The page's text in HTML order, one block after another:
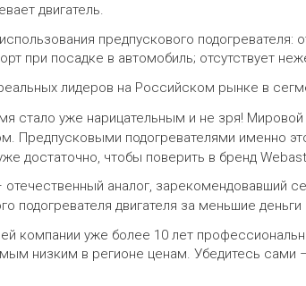
двигатель.
предпускового подогревателя:
при посадке в автомобиль; отсутствует
лидеров на Российском рынке в
стало уже нарицательным и не зря!
Предпусковыми подогревателями именно
достаточно, чтобы поверить в бренд
отечественный аналог, зарекомендовавший
подогревателя двигателя за меньшие
компании уже более 10 лет
низким в регионе ценам. Убедитесь